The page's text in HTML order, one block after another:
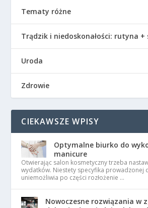
Tematy różne
Trądzik i niedoskonałości: rutyna +
Uroda
Zdrowie
CIEKAWSZE WPISY
Optymalne biurko do
manicure
Otwierając salon kosmetyczny trzeba
wydatków. Niestety specyfika prowadzonej
uniemożliwia po części rozłożenie …
Nowoczesne rozwiązania w